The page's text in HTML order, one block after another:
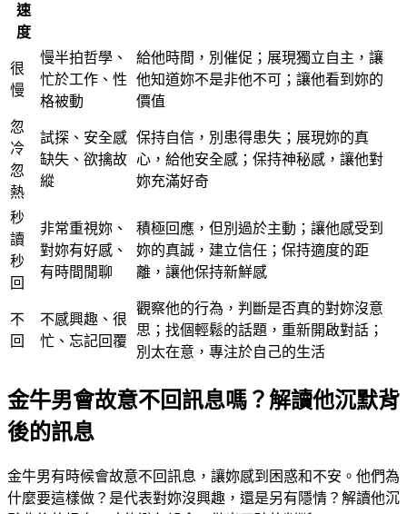
速
度
很
慢
慢半拍哲學、
忙於工作、性
格被動
給他時間，別催促；展現獨立自主，讓
他知道妳不是非他不可；讓他看到妳的
價值
忽
冷
忽
熱
試探、安全感
缺失、欲擒故
縱
保持自信，別患得患失；展現妳的真
心，給他安全感；保持神秘感，讓他對
妳充滿好奇
秒
讀
秒
回
非常重視妳、
對妳有好感、
有時間閒聊
積極回應，但別過於主動；讓他感受到
妳的真誠，建立信任；保持適度的距
離，讓他保持新鮮感
不
回
不感興趣、很
忙、忘記回覆
觀察他的行為，判斷是否真的對妳沒意
思；找個輕鬆的話題，重新開啟對話；
別太在意，專注於自己的生活
金牛男會故意不回訊息嗎？解讀他沉默背
後的訊息
金牛男有時候會故意不回訊息，讓妳感到困惑和不安。他們為
什麼要這樣做？是代表對妳沒興趣，還是另有隱情？解讀他沉